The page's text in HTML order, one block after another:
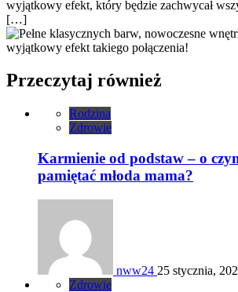
wyjątkowy efekt, który będzie zachwycał
[…]
Przeczytaj również
Rodzina
Zdrowie
Karmienie od podstaw – o
pamiętać młoda mama?
nww24 25 stycznia,
Zdrowie